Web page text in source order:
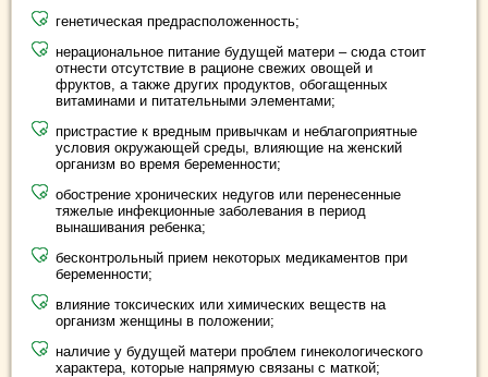
генетическая предрасположенность;
нерациональное питание будущей матери – сюда стоит
отнести отсутствие в рационе свежих овощей и
фруктов, а также других продуктов, обогащенных
витаминами и питательными элементами;
пристрастие к вредным привычкам и неблагоприятные
условия окружающей среды, влияющие на женский
организм во время беременности;
обострение хронических недугов или перенесенные
тяжелые инфекционные заболевания в период
вынашивания ребенка;
бесконтрольный прием некоторых медикаментов при
беременности;
влияние токсических или химических веществ на
организм женщины в положении;
наличие у будущей матери проблем гинекологического
характера, которые напрямую связаны с маткой;